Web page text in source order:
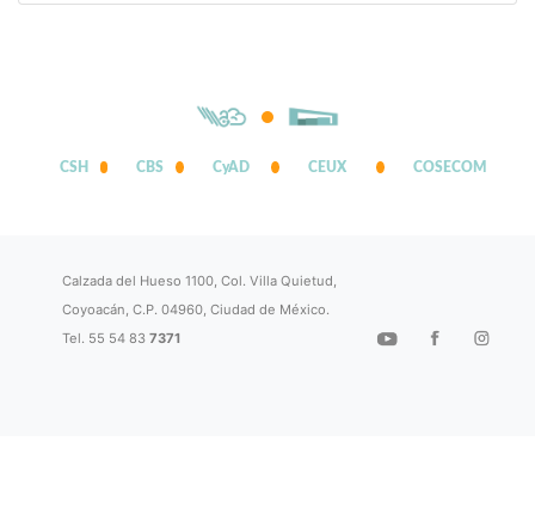
CSH CBS CyAD CEUX COSECOM
Calzada del Hueso 1100, Col. Villa Quietud,
Coyoacán, C.P. 04960, Ciudad de México.
Tel. 55 54 837371